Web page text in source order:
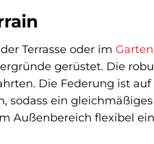
Terrasse oder im Garten
gerüstet. Die
Die Federung ist
sodass ein
Außenbereich flexibel